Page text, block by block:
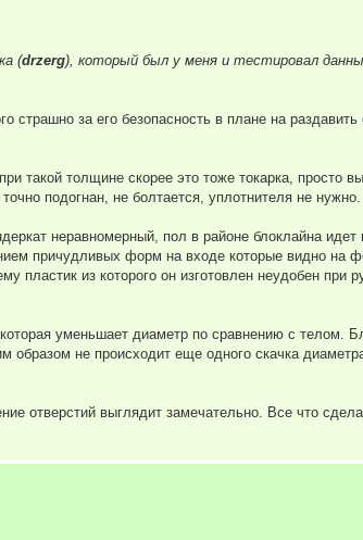
(drzerg), который был у меня и тестировал
за его безопасность в плане на раздавить
такой толщине скорее это тоже токарка, просто
подогнан, не болтается, уплотнителя не нужно.
неравномерный, пол в районе блоклайна
причудливых форм на входе которые видно на
пластик из которого он изготовлен неудобен при
уменьшает диаметр по сравнению с телом.
образом не происходит еще одного скачка
отверстий выглядит замечательно. Все что